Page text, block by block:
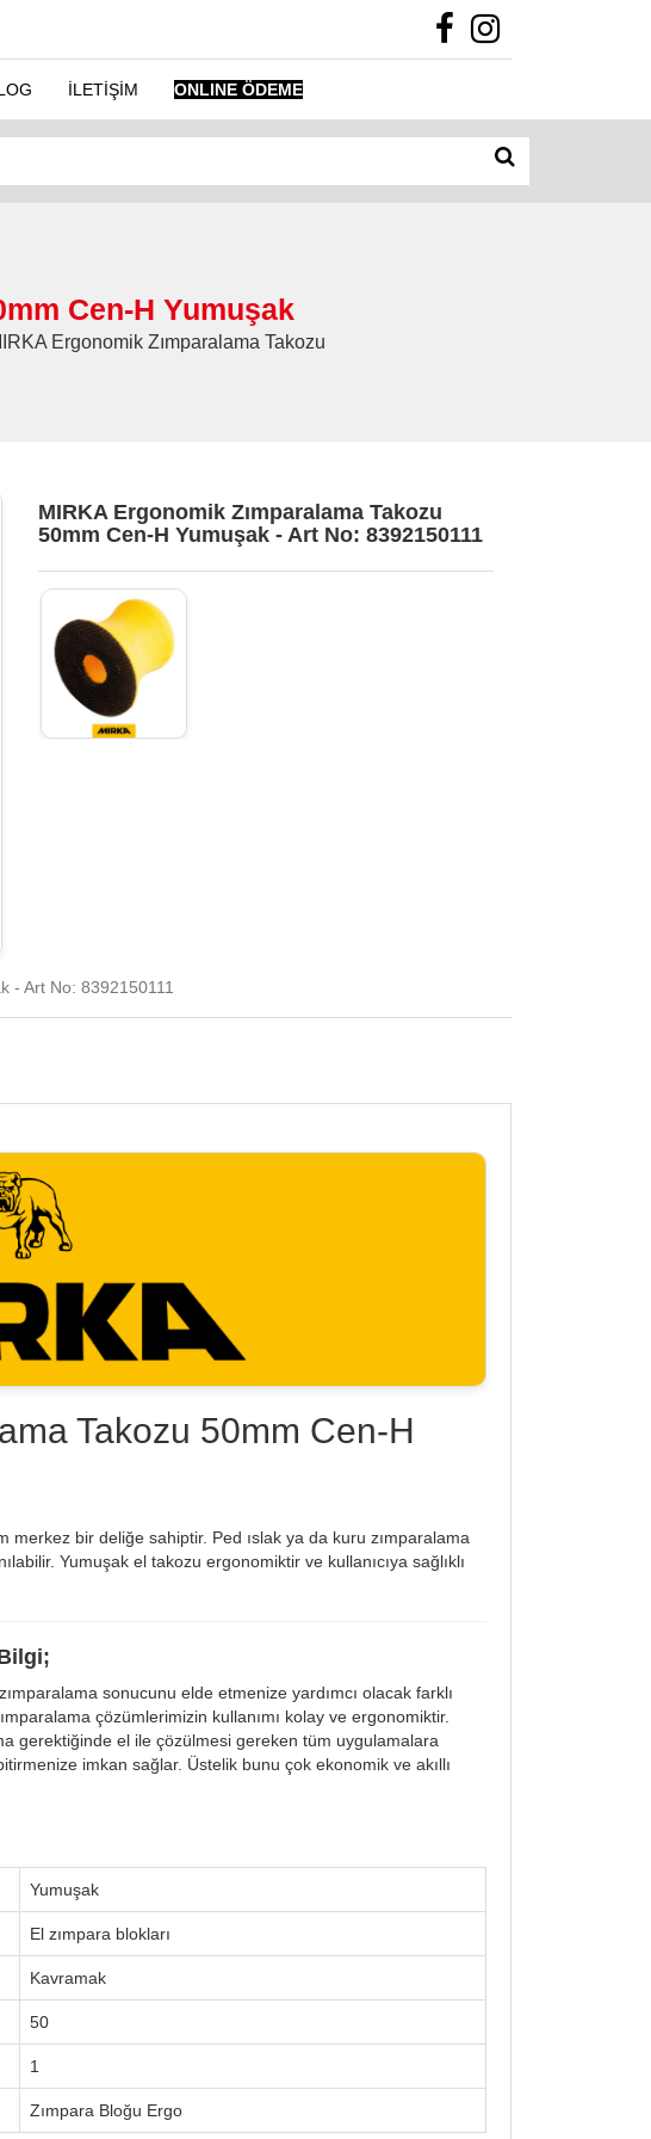
İLETİŞİM ONLINE ÖDEME
Cen-H Yumuşak
Ergonomik Zımparalama Takozu
MIRKA Ergonomik Zımparalama Takozu
50mm Cen-H Yumuşak - Art No: 8392150111
- Art No: 8392150111
Takozu 50mm Cen-H
bir deliğe sahiptir. Ped ıslak ya da kuru zımparalama
Yumuşak el takozu ergonomiktir ve kullanıcıya sağlıklı
sonucunu elde etmenize yardımcı olacak farklı
çözümlerimizin kullanımı kolay ve ergonomiktir.
gerektiğinde el ile çözülmesi gereken tüm uygulamalara
imkan sağlar. Üstelik bunu çok ekonomik ve akıllı
Yumuşak
El zımpara blokları
Kavramak
50
1
Zımpara Bloğu Ergo